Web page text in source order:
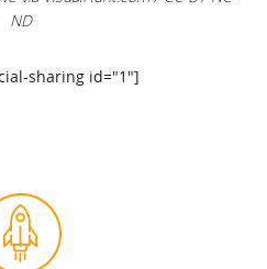
ND
sharing id="1"]